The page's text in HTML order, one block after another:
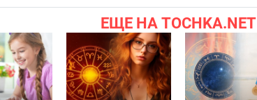
ЕЩЕ НА TOCHKA.NET